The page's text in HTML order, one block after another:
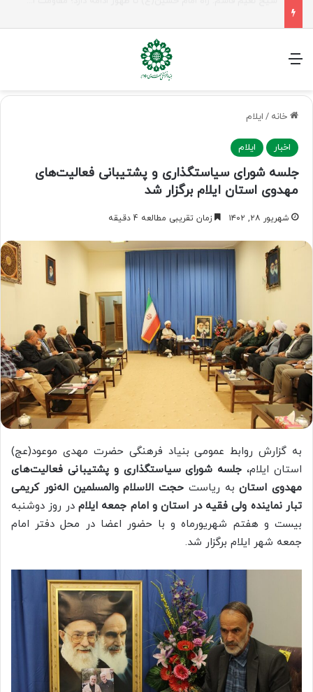
منو
خانه / ایلام
اخبار ایلام
جلسه شورای سیاستگذاری و پشتیبانی فعالیت‌های
مهدوی استان ایلام برگزار شد
شهریور ۲۸, ۱۴۰۲ زمان تقریبی مطالعه 4 دقیقه
به گزارش روابط عمومی بنیاد فرهنگی حضرت مهدی موعود(عج)
استان ایلام، جلسه شورای سیاستگذاری و پشتیبانی فعالیت‌های
مهدوی استانبه ریاست حجت الاسلام والمسلمین اله‌نور کریمی
تبار نماینده ولی فقیه در استان و امام جمعه ایلام در روز دوشنبه
بیست و هفتم شهریورماه و با حضور اعضا در محل دفتر امام
جمعه شهر ایلام برگزار شد.